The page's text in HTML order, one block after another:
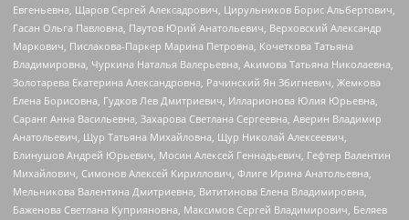
Евгеньевна, Щаров Сергей Алексадрович, Цирульников Борис Альбертович,
Гасан Ольга Павловна, Паутов Юрий Анатольевич, Верховский Александр
Маркович, Пислакова-Паркер Марина Петровна, Кочеткова Татьяна
Владимировна, Чуркина Наталья Валерьевна, Акимова Татьяна Николаевна,
Золотарева Екатерина Александровна, Рачинский Ян Збигневич, Жемкова
Елена Борисовна, Гудков Лев Дмитриевич, Илларионова Юлия Юрьевна,
Саранг Анна Васильевна, Захарова Светлана Сергеевна, Аверин Владимир
Анатольевич, Щур Татьяна Михайловна, Щур Николай Алексеевич,
Блинушов Андрей Юрьевич, Мосин Алексей Геннадьевич, Гефтер Валентин
Михайлович, Симонов Алексей Кириллович, Флиге Ирина Анатольевна,
Мельникова Валентина Дмитриевна, Вититинова Елена Владимировна,
Баженова Светлана Куприяновна, Максимов Сергей Владимирович, Беляев